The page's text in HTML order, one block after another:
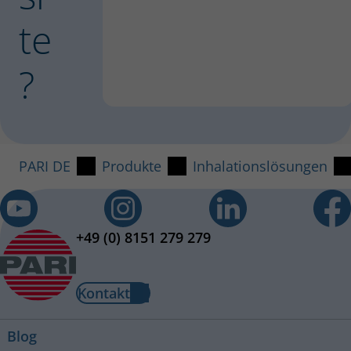
te
?
PARI DE Produkte Inhalationslösungen
+49 (0) 8151 279 279
Kontakt
Blog